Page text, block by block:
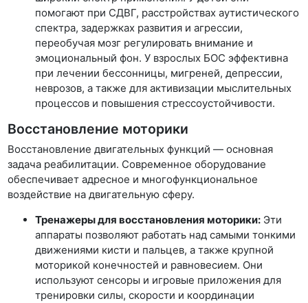
помогают при СДВГ, расстройствах аутистического
спектра, задержках развития и агрессии,
переобучая мозг регулировать внимание и
эмоциональный фон. У взрослых БОС эффективна
при лечении бессонницы, мигреней, депрессии,
неврозов, а также для активизации мыслительных
процессов и повышения стрессоустойчивости.
Восстановление моторики
Восстановление двигательных функций — основная
задача реабилитации. Современное оборудование
обеспечивает адресное и многофункциональное
воздействие на двигательную сферу.
Тренажеры для восстановления моторики: Эти
аппараты позволяют работать над самыми тонкими
движениями кисти и пальцев, а также крупной
моторикой конечностей и равновесием. Они
используют сенсоры и игровые приложения для
тренировки силы, скорости и координации